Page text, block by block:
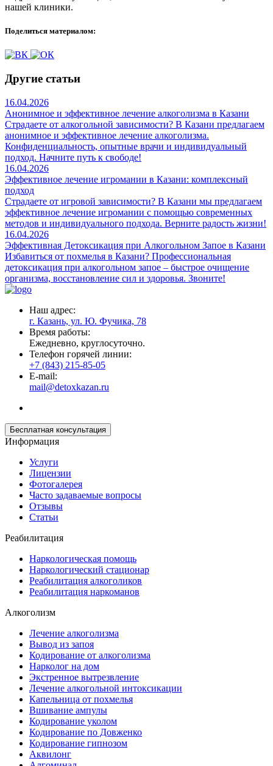
нашей клиники.
Поделиться материалом:
Другие статьи
16.04.2026
Анонимное и эффективное лечение алкоголизма в Казани
Страдаете от алкогольной зависимости? В Казани предлагаем
анонимное и эффективное лечение алкоголизма.
Конфиденциальность, опытные врачи и индивидуальный
подход. Начните путь к свободе!
16.04.2026
Эффективное лечение игромании в Казани: комплексный
подход
Страдаете от игровой зависимости? В Казани мы предлагаем
эффективное лечение игромании с помощью современных
методов и индивидуального подхода. Верните радость жизни!
16.04.2026
Эффективная Детоксикация при Алкогольном Запое в Казани
Избавиться от похмелья в Казани? Профессиональная
детоксикация при алкогольном запое – быстрое очищение
организма, восстановление сил и здоровья. Звоните!
Наш адрес:
г. Казань, ул. Ю. Фучика, 78
Время работы:
Ежедневно, круглосуточно.
Телефон горячей линии:
+7 (843) 215-85-05
E-mail:
mail@detoxkazan.ru
Бесплатная консультация
Информация
Услуги
Лицензии
Фотогалерея
Часто задаваемые вопросы
Отзывы
Статьи
Реабилитация
Наркологическая помощь
Наркологический стационар
Реабилитация алкоголиков
Реабилитация наркоманов
Алкоголизм
Лечение алкоголизма
Вывод из запоя
Кодирование от алкоголизма
Нарколог на дом
Экстренное вытрезвление
Лечение алкогольной интоксикации
Капельница от похмелья
Вшивание ампулы
Кодирование уколом
Кодирование по Довженко
Кодирование гипнозом
Аквилонг